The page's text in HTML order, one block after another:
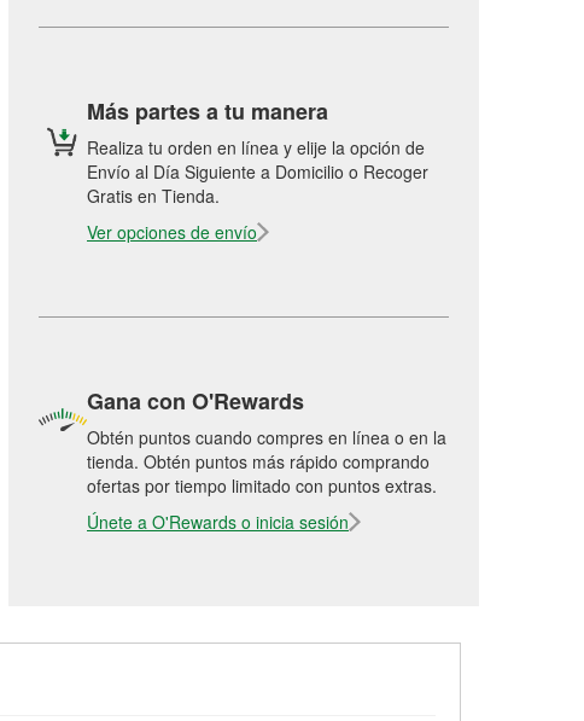
Más partes a tu manera
Realiza tu orden en línea y elije la opción de
Envío al Día Siguiente a Domicilio o Recoger
Gratis en Tienda.
Ver opciones de envío
Gana con O'Rewards
Obtén puntos cuando compres en línea o en la
tienda. Obtén puntos más rápido comprando
ofertas por tiempo limitado con puntos extras.
Únete a O'Rewards o inicia sesión